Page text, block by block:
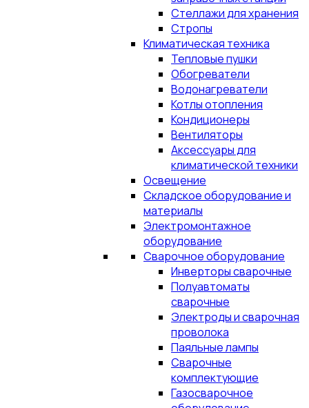
Стеллажи для хранения
Стропы
Климатическая техника
Тепловые пушки
Обогреватели
Водонагреватели
Котлы отопления
Кондиционеры
Вентиляторы
Аксессуары для
климатической техники
Освещение
Складское оборудование и
материалы
Электромонтажное
оборудование
Сварочное оборудование
Инверторы сварочные
Полуавтоматы
сварочные
Электроды и сварочная
проволока
Паяльные лампы
Сварочные
комплектующие
Газосварочное